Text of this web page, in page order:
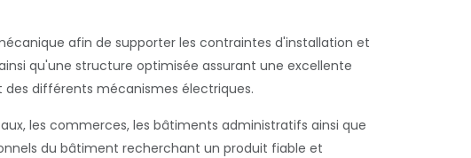
afin de supporter les contraintes d'installation et
qu'une structure optimisée assurant une excellente
différents mécanismes électriques.
les commerces, les bâtiments administratifs ainsi que
du bâtiment recherchant un produit fiable et